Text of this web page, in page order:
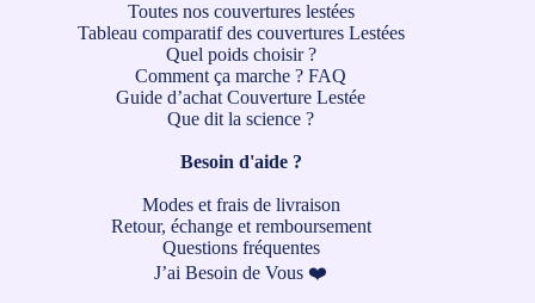
Toutes nos couvertures lestées
Tableau comparatif des couvertures Lestées
Quel poids choisir ?
Comment ça marche ? FAQ
Guide d’achat Couverture Lestée
Que dit la science ?
Besoin d'aide ?
Modes et frais de livraison
Retour, échange et remboursement
Questions fréquentes
J’ai Besoin de Vous ❤️